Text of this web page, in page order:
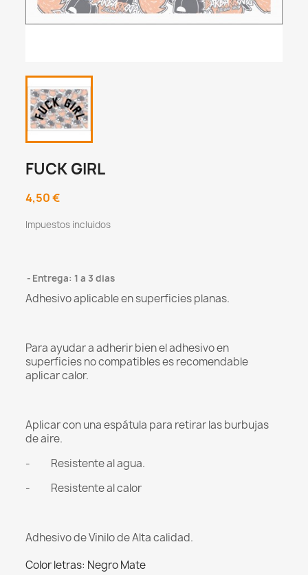
FUCK GIRL
4,50 €
Impuestos incluidos
Entrega: 1 a 3 dias
Adhesivo aplicable en superficies planas.
Para ayudar a adherir bien el adhesivo en
superficies no compatibles es recomendable
aplicar calor.
Aplicar con una espátula para retirar las burbujas
de aire.
- Resistente al agua.
- Resistente al calor
Adhesivo de Vinilo de Alta calidad.
Color letras: Negro Mate